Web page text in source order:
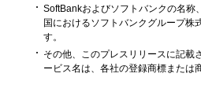
SoftBankおよびソフトバンクの名称
国におけるソフトバンクグループ株
す。
その他、このプレスリリースに記載
ービス名は、各社の登録商標または